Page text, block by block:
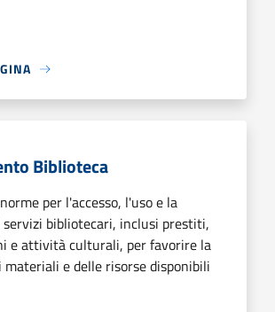
Biblioteca
per l'accesso, l'uso e la
servizi bibliotecari, inclusi prestiti,
e attività culturali, per favorire la
e delle risorse disponibili